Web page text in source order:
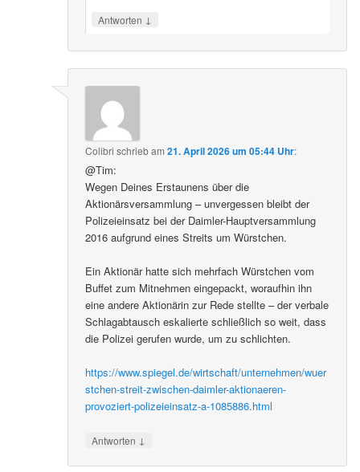
Antworten ↓
Colibri schriebam21. April 2026 um 05:44 Uhr:
@Tim:
Wegen Deines Erstaunens über die
Aktionärsversammlung – unvergessen bleibt der
Polizeieinsatz bei der Daimler-Hauptversammlung
2016 aufgrund eines Streits um Würstchen.
Ein Aktionär hatte sich mehrfach Würstchen vom
Buffet zum Mitnehmen eingepackt, woraufhin ihn
eine andere Aktionärin zur Rede stellte – der verbale
Schlagabtausch eskalierte schließlich so weit, dass
die Polizei gerufen wurde, um zu schlichten.
https://www.spiegel.de/wirtschaft/unternehmen/wuer
stchen-streit-zwischen-daimler-aktionaeren-
provoziert-polizeieinsatz-a-1085886.html
Antworten ↓